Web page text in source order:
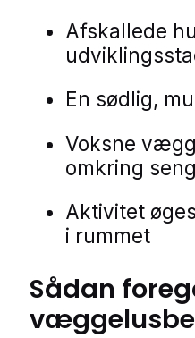
Afskallede
En sødlig,
Voksne
omkring
Aktivitet
i rummet
Sådan